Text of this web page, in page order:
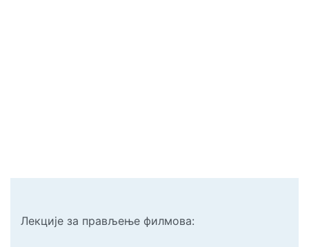
Лекције за прављење филмова: